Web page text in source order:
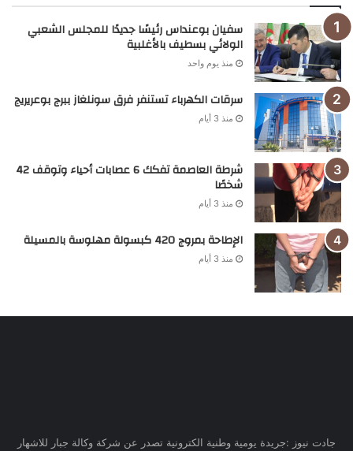
سفيان بوعنداس رئيسًا جديدًا للمجلس الشعبي
الولائي بسطيف بالأغلبية
منذ يوم واحد
سرقات الكهرباء تستنفر فرق سونلغاز ببرج بوعريريج
منذ 3 أيام
شرطة العاصمة تفكك 6 عصابات أحياء وتوقف 42
شخصًا
منذ 3 أيام
الإطاحة بمروج 420 كبسولة مهلوسة بالمسيلة
منذ 3 أيام
جادت نيوز :جريدة يومية وطنية الكترونية تصدر عن شركة وكالة جبار للاشهار